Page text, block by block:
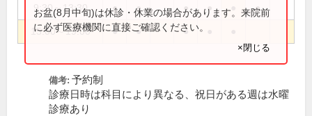
9:30～13:30 ● ● ● ● ●
15:00～19:00 ● ● ●
お盆(8月中旬)は休診・休業の場合があります。来院前
に必ず医療機関に直接ご確認ください。
×閉じる
備考: 予約制
診療日時は科目により異なる、祝日がある週は水曜
診療あり